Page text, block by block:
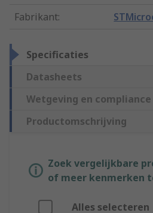
Fabrikant:
Specificaties
Datasheets
Wetgeving en compliance
Productomschrijving
Zoek vergelijkbare
of meer kenmerken
Alles selecteren